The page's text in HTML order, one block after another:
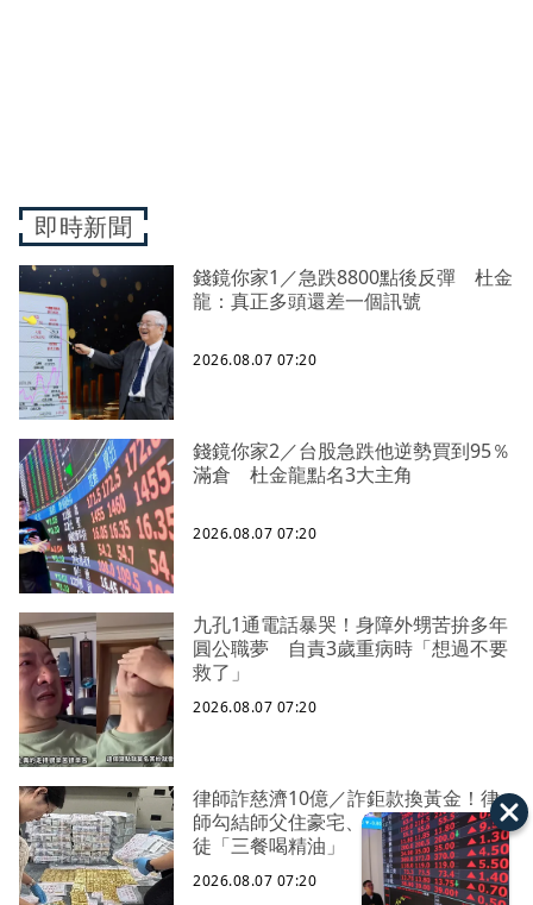
即時新聞
錢鏡你家1／急跌8800點後反彈 杜金
龍：真正多頭還差一個訊號
2026.08.07 07:20
錢鏡你家2／台股急跌他逆勢買到95％
滿倉 杜金龍點名3大主角
2026.08.07 07:20
九孔1通電話暴哭！身障外甥苦拚多年
圓公職夢 自責3歲重病時「想過不要
救了」
2026.08.07 07:20
律師詐慈濟10億／詐鉅款換黃金！律
師勾結師父住豪宅、吃好料 下令信
徒「三餐喝精油」
2026.08.07 07:20